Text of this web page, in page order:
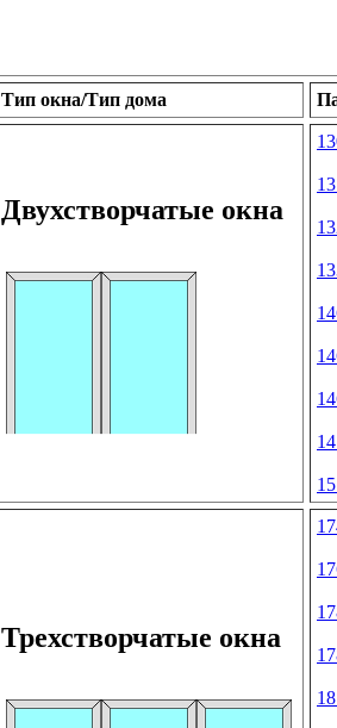
Тип окна/Тип дома
Двухстворчатые окна
Трехстворчатые окна